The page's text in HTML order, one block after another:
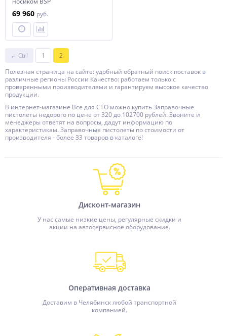
69 960 руб.
← Ctrl 1
2
Полезная страница на сайте: удобный обратный поиск поставок в
различные регионы России Качество: работаем только с
проверенными производителями и гарантируем высокое качество
продукции.
В интернет-магазине Все для СТО можно купить Заправочные
пистолеты недорого по цене от 320 до 102700 рублей. Звоните и
менеджеры ответят на вопросы, дадут информацию по
характеристикам. Заправочные пистолеты по стоимости от
производителя - более 33 товаров в каталоге!
Дисконт-магазин
У нас самые низкие цены, регулярные скидки и
акции на автосервисное оборудование.
Оперативная доставка
Доставим в Челябинск любой транспортной
компанией.